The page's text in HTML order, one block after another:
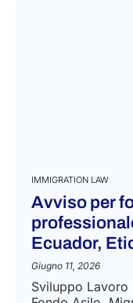
IMMIGRATION LAW
Avviso per
Ecuador,
Giugno 11, 2026
Sviluppo Lavoro